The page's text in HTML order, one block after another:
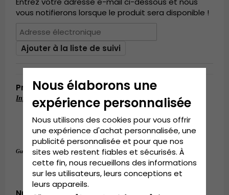
vous notifierons lorsque le produit sera disponible !
Ajouter à la liste de suivi
Produktbeskrivning
Informations détaillées:
Matériau : polyester/polypropylène/acier
Taille unique
Guide des tailles: Taille unique.
Nous élaborons une
expérience personnalisée
Nous utilisons des cookies pour vous offrir
une expérience d'achat personnalisée, une
publicité personnalisée et pour que nos
sites web restent fiables et sécurisés. À
cette fin, nous recueillons des informations
sur les utilisateurs, leurs conceptions et
leurs appareils.